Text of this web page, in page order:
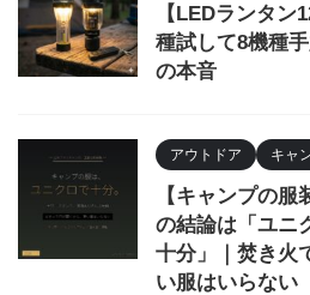
【LEDランタン
種試して8機種
の本音
アウトドア キャ
【キャンプの
の結論は「ユニ
十分」｜焚き火
い服はいらない